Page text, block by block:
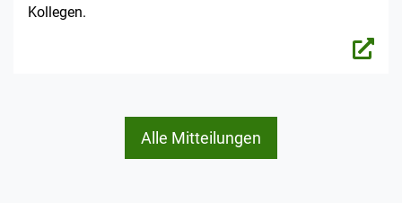
Kollegen.
Alle Mitteilungen